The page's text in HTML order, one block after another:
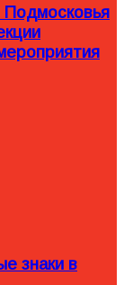
Подмосковья
знаки в